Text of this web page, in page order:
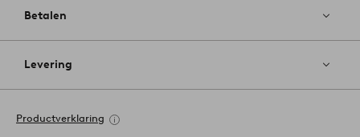
Betalen
Levering
Productverklaring